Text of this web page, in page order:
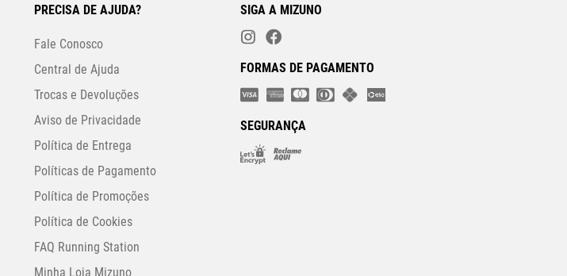
PRECISA DE AJUDA?
Fale Conosco
Central de Ajuda
Trocas e Devoluções
Aviso de Privacidade
Política de Entrega
Políticas de Pagamento
Política de Promoções
Política de Cookies
FAQ Running Station
Minha Loja Mizuno
SIGA A MIZUNO
FORMAS DE PAGAMENTO
SEGURANÇA